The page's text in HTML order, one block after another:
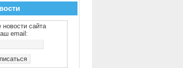
новости сайта
email: